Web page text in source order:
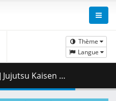
Thème
Langue
[E5FF3ACC].mkv.002 ( 421.00 MB )